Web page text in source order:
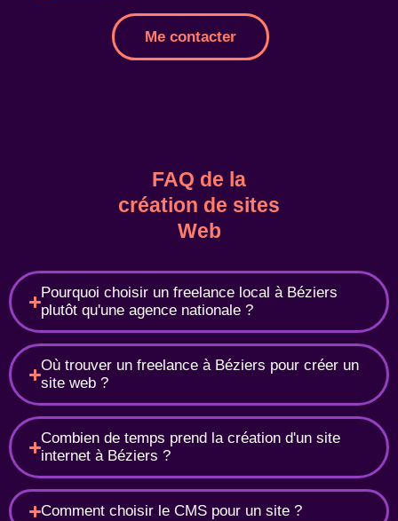
Me contacter
FAQ de la
création de sites
Web
Pourquoi choisir un freelance local à Béziers
plutôt qu'une agence nationale ?
Où trouver un freelance à Béziers pour créer un
site web ?
Combien de temps prend la création d'un site
internet à Béziers ?
Comment choisir le CMS pour un site ?